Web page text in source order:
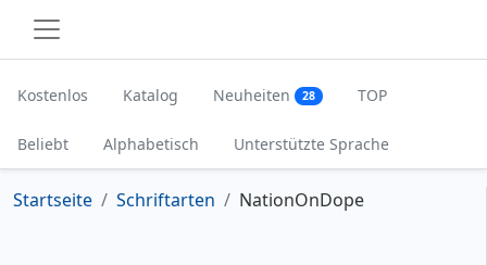
Kostenlos Katalog Neuheiten 28 TOP
Beliebt Alphabetisch Unterstützte Sprache
Startseite Schriftarten NationOnDope